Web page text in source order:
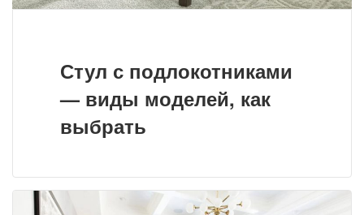
Стул с подлокотниками
— виды моделей, как
выбрать